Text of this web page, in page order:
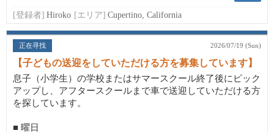
[登録者] Hiroko [エリア] Cupertino, California
正在寻找 2026/07/19 (Sun)
【子どもの送迎をしていただける方を募集しています】
息子（小学生）の学校またはサマースクール終了後にピック
アップし、アフタースクールまで車で送迎していただける方
を探しています。
■ 曜日